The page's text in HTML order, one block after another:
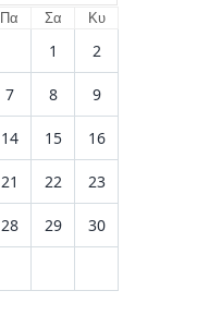
Πα Σα Κυ
1 2
7 8 9
14 15 16
21 22 23
28 29 30